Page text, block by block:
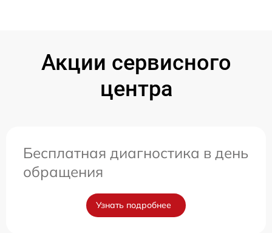
Акции сервисного
центра
Бесплатная диагностика в день
обращения
Узнать подробнее